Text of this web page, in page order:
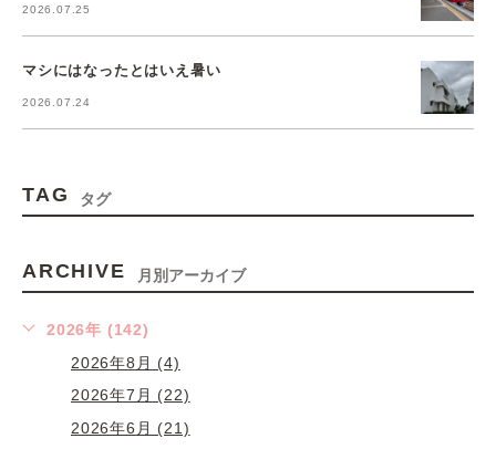
2026.07.25
マシにはなったとはいえ暑い
2026.07.24
TAG タグ
ARCHIVE 月別アーカイブ
2026年 (142)
2026年8月 (4)
2026年7月 (22)
2026年6月 (21)